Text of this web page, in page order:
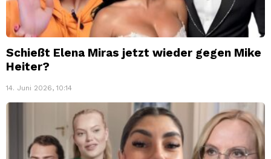
Schießt Elena Miras jetzt wieder gegen Mike
Heiter?
14. Juni 2026, 10:14